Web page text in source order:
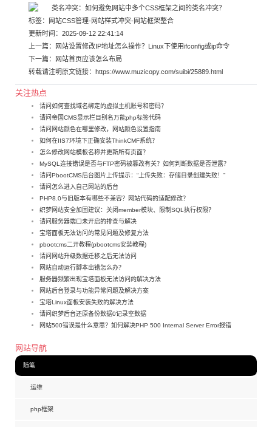
标签： 网站CSS管理-网站样式冲突-网站框架整合
更新时间：2025-09-12 22:41:14
上一篇： 网站设置修改IP地址怎么操作？Linux下使用ifconfig或ip命令
下一篇： 网站首页应该怎么布局
转载请注明原文链接： https://www.muzicopy.com/suibi/25889.html
关注热点
请问如何查找域名绑定的虚拟主机账号和密码？
请问帝国CMS显示栏目别名万能php标签代码
请问网站颜色在哪里修改，网站颜色设置指南
如何在IIS7环境下正确安装ThinkCMF系统？
怎么修改网站模板名称并更新所有页面？
MySQL连接错误是否与FTP密码被篡改有关？如何判断数据是否泄露？
请问PbootCMS后台图片上传提示：“上传失败：存储目录创建失败！”
请问怎么进入自己网站的后台
PHP8.0与旧版本有哪些不兼容？网站代码的适配修改？
织梦网站安全加固建议：关闭member模块、限制SQL执行权限？
请问服务器端口未开启的排查与解决
宝塔面板无法访问的常见问题及修复方法
pbootcms二开教程(pbootcms安装教程)
请问网站升级数据迁移之后无法访问
网站自动运行脚本出错怎么办？
服务器频繁出现宝塔面板无法访问的解决方法
网站后台登录与功能异常问题及解决方案
宝塔Linux面板安装失败的解决方法
请问织梦后台还原备份数据0记录空数据
网站500错误是什么意思？如何解决PHP 500 Internal Server Error报错
网站导航
随笔
运维
php框架